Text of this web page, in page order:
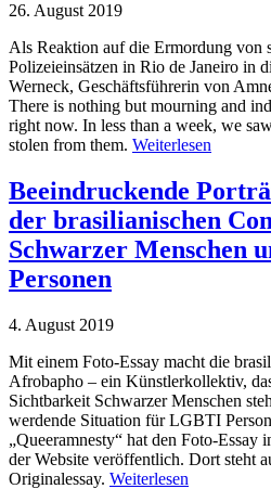
26. August 2019
Als Reaktion auf die Ermordung von
Polizeieinsätzen in Rio de Janeiro in
Werneck, Geschäftsführerin von
There is nothing but mourning and
right now. In less than a week, we
stolen from them. Weiterlesen
Beeindruckende
der brasilianischen
Schwarzer Menschen
Personen
4. August 2019
Mit einem Foto-Essay macht die
Afrobapho – ein Künstlerkollektiv,
Sichtbarkeit Schwarzer Menschen
werdende Situation für LGBTI
„Queeramnesty“ hat den Foto-Essay
der Website veröffentlich. Dort steht
Originalessay. Weiterlesen